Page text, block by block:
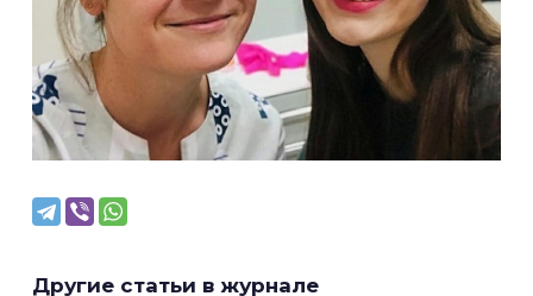
Другие статьи в журнале